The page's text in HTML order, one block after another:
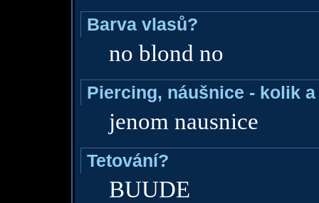
Barva vlasů?
no blond no
Piercing, náušnice - kolik
jenom nausnice
Tetování?
BUUDE